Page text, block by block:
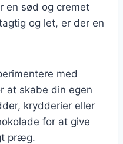
en sød og cremet
og let, er der en
med
at skabe din egen
krydderier eller
for at give
præg.